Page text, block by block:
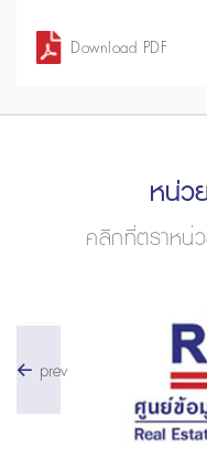
Download PDF
หน่ว
คลิกที่ตราหน่
prev